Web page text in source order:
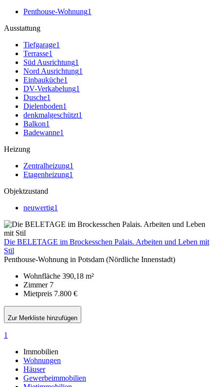
Penthouse-Wohnung1
Ausstattung
Tiefgarage1
Terrasse1
Süd Ausrichtung1
Nord Ausrichtung1
Einbauküche1
DV-Verkabelung1
Dusche1
Dielenboden1
denkmalgeschützt1
Balkon1
Badewanne1
Heizung
Zentralheizung1
Etagenheizung1
Objektzustand
neuwertig1
Die BELETAGE im Brockesschen Palais. Arbeiten und Leben mit
Stil
Penthouse-Wohnung in Potsdam (Nördliche Innenstadt)
Wohnfläche 390,18 m²
Zimmer 7
Mietpreis 7.800 €
Zur Merkliste hinzufügen
1
Immobilien
Wohnungen
Häuser
Gewerbeimmobilien